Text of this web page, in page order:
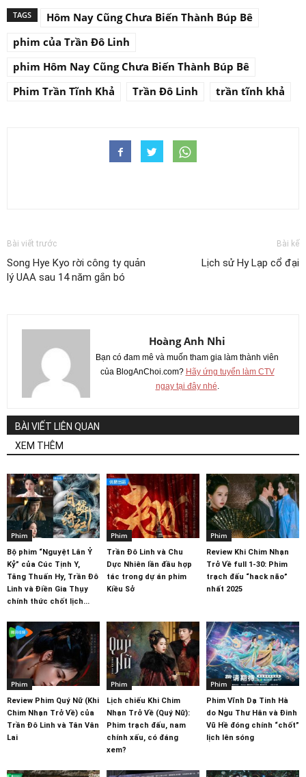
TAGS
Hôm Nay Cũng Chưa Biến Thành Búp Bê
phim của Trần Đô Linh
phim Hôm Nay Cũng Chưa Biến Thành Búp Bê
Phim Trần Tĩnh Khả
Trần Đô Linh trần tĩnh khả
Bài viết trước
Song Hye Kyo rời công ty quản
lý UAA sau 14 năm gắn bó
Bài kế
Lịch sử Hy Lạp cổ đại
Hoàng Anh Nhi
Bạn có đam mê và muốn tham gia làm thành viên
của BlogAnChoi.com? Hãy ứng tuyển làm CTV
ngay tại đây nhé.
BÀI VIẾT LIÊN QUAN
XEM THÊM
Phim
Bộ phim “Nguyệt Lân Ỷ
Kỷ” của Cúc Tịnh Y,
Tăng Thuấn Hy, Trần Đô
Linh và Điền Gia Thụy
chính thức chốt lịch...
Phim
Trần Đô Linh và Chu
Dực Nhiên lần đầu hợp
tác trong dự án phim
Kiều Sở
Phim
Review Khi Chim Nhạn
Trở Về full 1-30: Phim
trạch đấu “hack não”
nhất 2025
Phim
Review Phim Quý Nữ (Khi
Chim Nhạn Trở Về) của
Trần Đô Linh và Tân Vân
Lai
Phim
Lịch chiếu Khi Chim
Nhạn Trở Về (Quý Nữ):
Phim trạch đấu, nam
chính xấu, có đáng
xem?
Phim
Phim Vĩnh Dạ Tinh Hà
do Ngu Thư Hân và Đinh
Vũ Hề đóng chính “chốt”
lịch lên sóng